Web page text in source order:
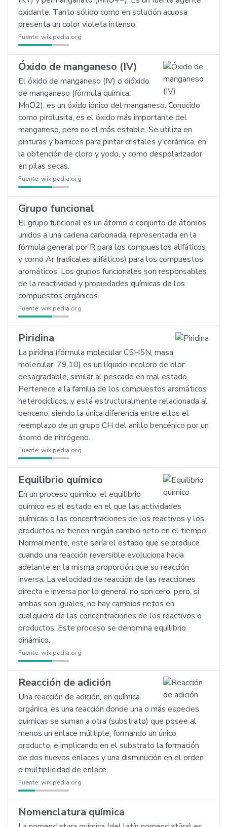
oxidante. Tanto sólido como en solución acuosa
presenta un color violeta intenso.
Fuente: wikipedia.org
Óxido de manganeso (IV)
El óxido de manganeso (IV) o dióxido
de manganeso (fórmula química:
MnO2), es un óxido iónico del manganeso. Conocido
como pirolusita, es el óxido más importante del
manganeso, pero no el más estable. Se utiliza en
pinturas y barnices para pintar cristales y cerámica, en
la obtención de cloro y yodo, y como despolarizador
en pilas secas.
Fuente: wikipedia.org
Grupo funcional
El grupo funcional es un átomo o conjunto de átomos
unidos a una cadena carbonada, representada en la
fórmula general por R para los compuestos alifáticos
y como Ar (radicales alifáticos) para los compuestos
aromáticos. Los grupos funcionales son responsables
de la reactividad y propiedades químicas de los
compuestos orgánicos.
Fuente: wikipedia.org
Piridina
La piridina (fórmula molecular C5H5N, masa
molecular: 79,10) es un líquido incoloro de olor
desagradable, similar al pescado en mal estado.
Pertenece a la familia de los compuestos aromáticos
heterocíclicos, y está estructuralmente relacionada al
benceno, siendo la única diferencia entre ellos el
reemplazo de un grupo CH del anillo bencénico por un
átomo de nitrógeno.
Fuente: wikipedia.org
Equilibrio químico
En un proceso químico, el equilibrio
químico es el estado en el que las actividades
químicas o las concentraciones de los reactivos y los
productos no tienen ningún cambio neto en el tiempo.
Normalmente, este sería el estado que se produce
cuando una reacción reversible evoluciona hacia
adelante en la misma proporción que su reacción
inversa. La velocidad de reacción de las reacciones
directa e inversa por lo general no son cero, pero, si
ambas son iguales, no hay cambios netos en
cualquiera de las concentraciones de los reactivos o
productos. Este proceso se denomina equilibrio
dinámico.
Fuente: wikipedia.org
Reacción de adición
Una reacción de adición, en química
orgánica, es una reacción donde una o más especies
químicas se suman a otra (substrato) que posee al
menos un enlace múltiple, formando un único
producto, e implicando en el substrato la formación
de dos nuevos enlaces y una disminución en el orden
o multiplicidad de enlace.
Fuente: wikipedia.org
Nomenclatura química